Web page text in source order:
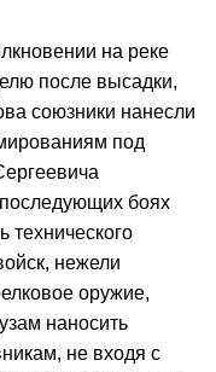
на реке
после высадки,
союзники нанесли
под
боях
технического
нежели
оружие,
наносить
не входя с